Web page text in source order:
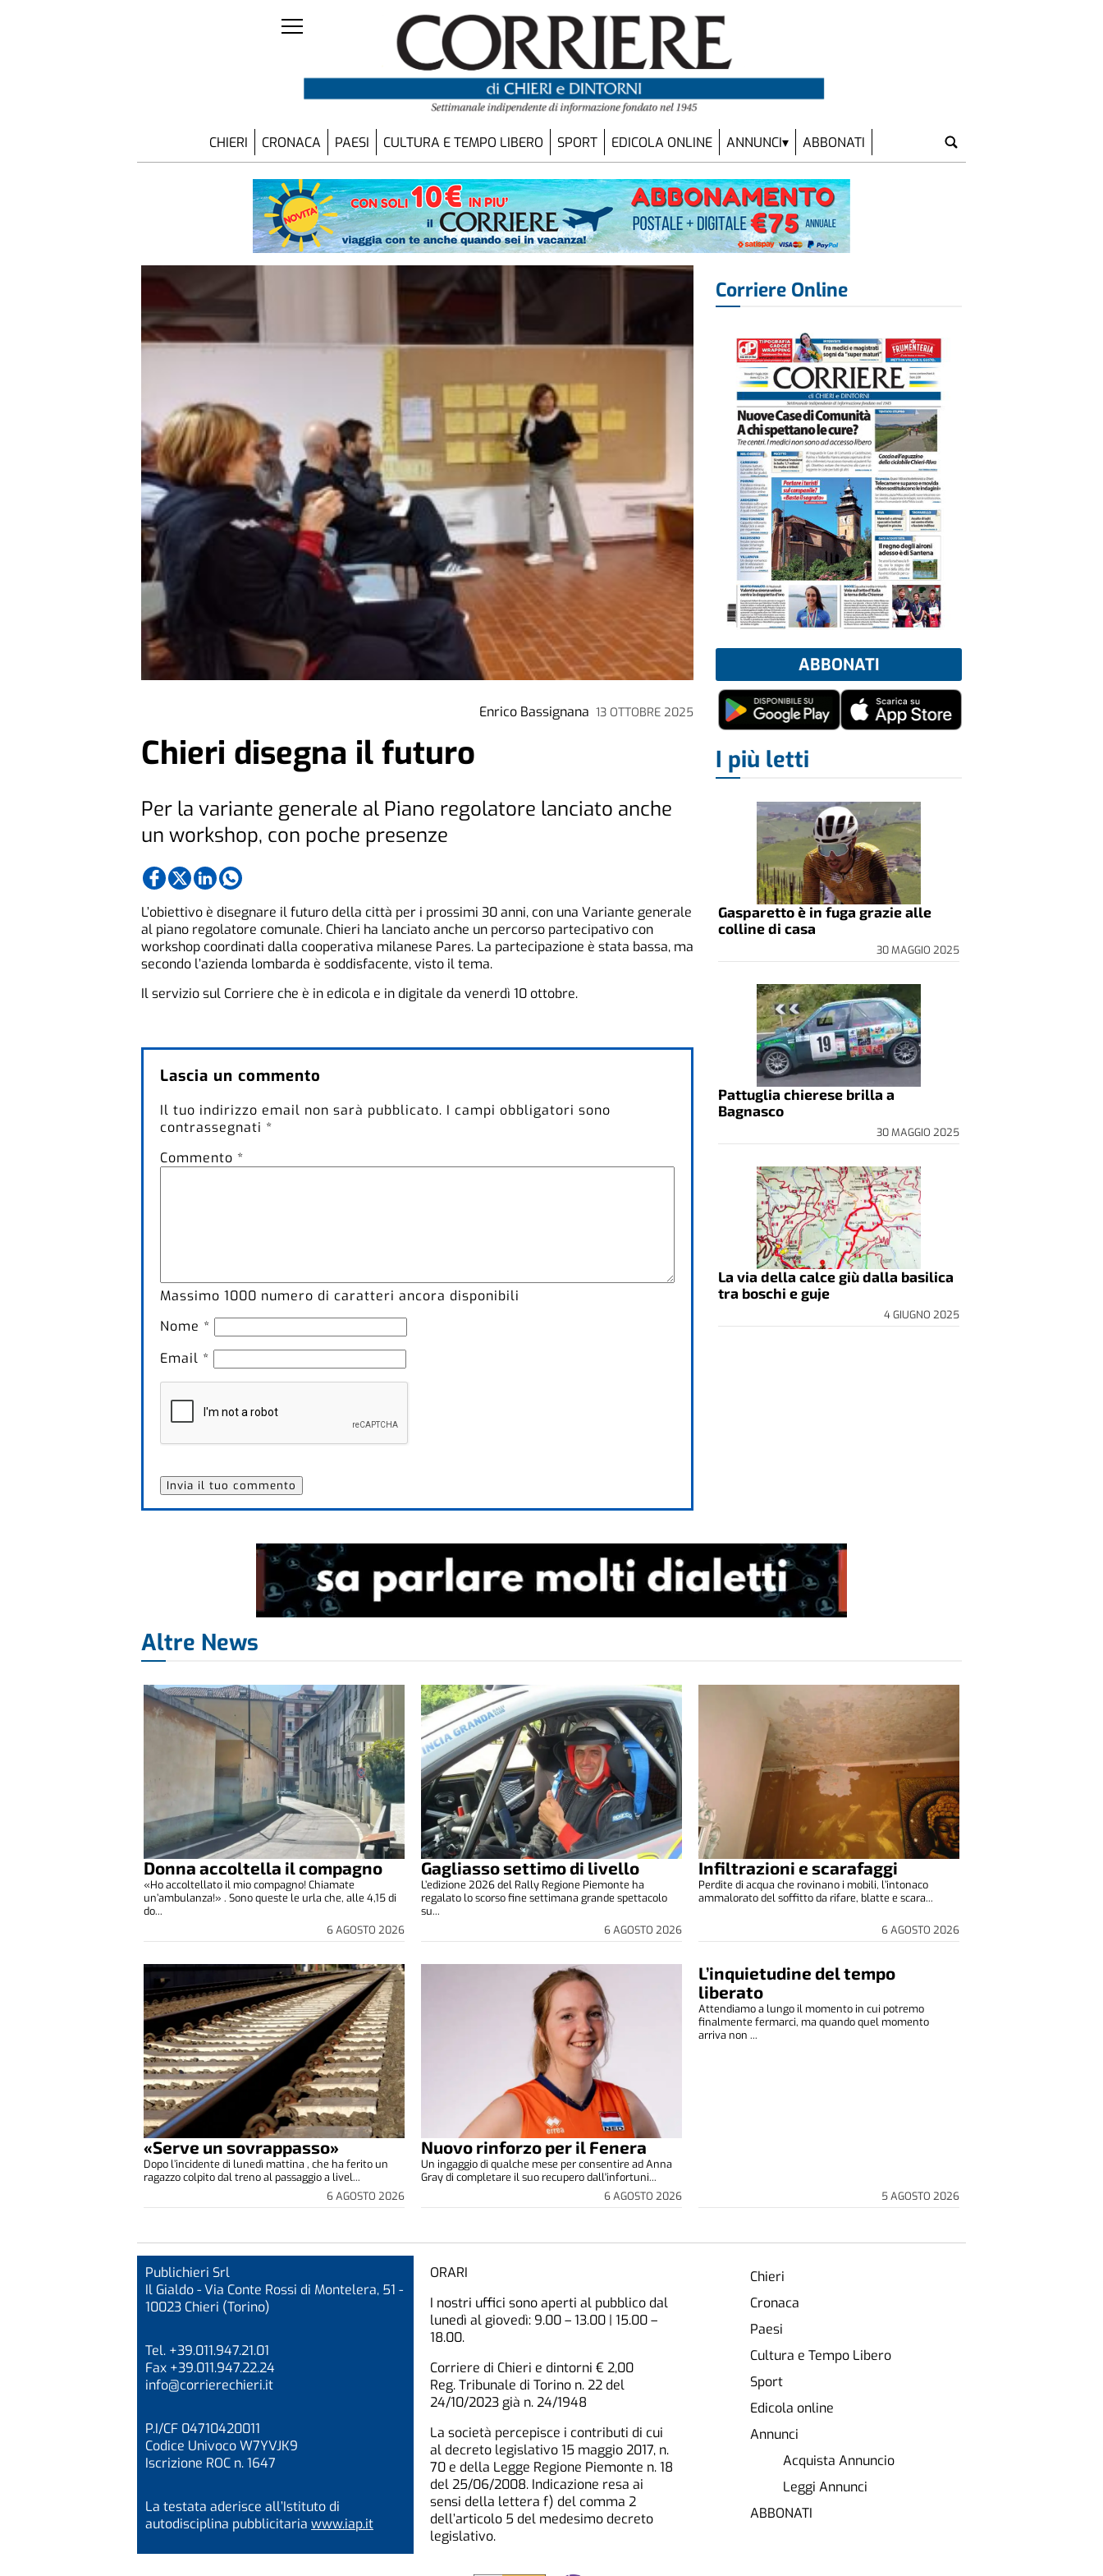
CHIERI CRONACA PAESI CULTURA E TEMPO LIBERO SPORT EDICOLA ONLINE ANNUNCI ABBONATI
Enrico Bassignana 13 OTTOBRE 2025
Chieri disegna il futuro
Per la variante generale al Piano regolatore lanciato anche
un workshop, con poche presenze
L’obiettivo è disegnare il futuro della città per i prossimi 30 anni, con una Variante generale
al piano regolatore comunale. Chieri ha lanciato anche un percorso partecipativo con
workshop coordinati dalla cooperativa milanese Pares. La partecipazione è stata bassa, ma
secondo l’azienda lombarda è soddisfacente, visto il tema.
Il servizio sul Corriere che è in edicola e in digitale da venerdì 10 ottobre.
Lascia un commento
Il tuo indirizzo email non sarà pubblicato. I campi obbligatori sono
contrassegnati *
Commento *
Massimo 1000 numero di caratteri ancora disponibili
Nome *
Email *
Corriere Online
ABBONATI
I più letti
Gasparetto è in fuga grazie alle
colline di casa
30 MAGGIO 2025
Pattuglia chierese brilla a
Bagnasco
30 MAGGIO 2025
La via della calce giù dalla basilica
tra boschi e guje
4 GIUGNO 2025
Altre News
Donna accoltella il compagno
6 AGOSTO 2026
«Ho accoltellato il mio compagno! Chiamate
un’ambulanza!» . Sono queste le urla che, alle 4,15 di
do...
Gagliasso settimo di livello
6 AGOSTO 2026
L’edizione 2026 del Rally Regione Piemonte ha
regalato lo scorso fine settimana grande spettacolo
su...
Infiltrazioni e scarafaggi
6 AGOSTO 2026
Perdite di acqua che rovinano i mobili, l’intonaco
ammalorato del soffitto da rifare, blatte e scara...
«Serve un sovrappasso»
6 AGOSTO 2026
Dopo l’incidente di lunedì mattina , che ha ferito un
ragazzo colpito dal treno al passaggio a livel...
Nuovo rinforzo per il Fenera
6 AGOSTO 2026
Un ingaggio di qualche mese per consentire ad Anna
Gray di completare il suo recupero dall'infortuni...
L’inquietudine del tempo
liberato
5 AGOSTO 2026
Attendiamo a lungo il momento in cui potremo
finalmente fermarci, ma quando quel momento
arriva non ...
Publichieri Srl
Il Gialdo - Via Conte Rossi di Montelera, 51 -
10023 Chieri (Torino)
Tel. +39.011.947.21.01
Fax +39.011.947.22.24
info@corrierechieri.it
P.I/CF 04710420011
Codice Univoco W7YVJK9
Iscrizione ROC n. 1647
La testata aderisce all’Istituto di
autodisciplina pubblicitaria www.iap.it
ORARI
I nostri uffici sono aperti al pubblico dal
lunedì al giovedì: 9.00 – 13.00 | 15.00 –
18.00.
Corriere di Chieri e dintorni € 2,00
Reg. Tribunale di Torino n. 22 del
24/10/2023 già n. 24/1948
La società percepisce i contributi di cui
al decreto legislativo 15 maggio 2017, n.
70 e della Legge Regione Piemonte n. 18
del 25/06/2008. Indicazione resa ai
sensi della lettera f) del comma 2
dell’articolo 5 del medesimo decreto
legislativo.
Chieri
Cronaca
Paesi
Cultura e Tempo Libero
Sport
Edicola online
Annunci
Acquista Annuncio
Leggi Annunci
ABBONATI